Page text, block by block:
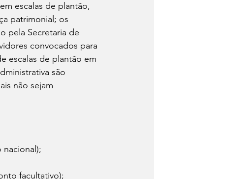
escalas de plantão,
patrimonial; os
pela Secretaria de
convocados para
escalas de plantão em
são
não sejam
nacional);
facultativo);